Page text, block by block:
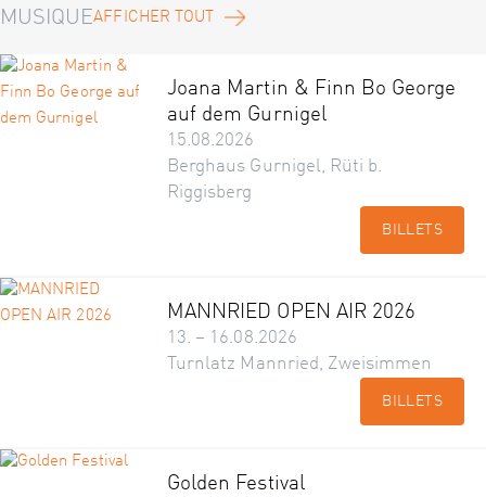
MUSIQUEAFFICHER TOUT
Joana Martin & Finn Bo George
auf dem Gurnigel
15.08.2026
Berghaus Gurnigel, Rüti b.
Riggisberg
BILLETS
MANNRIED OPEN AIR 2026
13. – 16.08.2026
Turnlatz Mannried, Zweisimmen
BILLETS
Golden Festival